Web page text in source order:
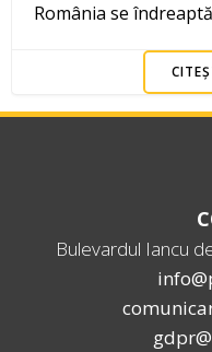
România se
Bulevardul Iancu